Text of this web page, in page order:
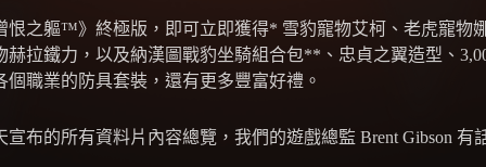
恨之軀™》終極版，即可立即獲得* 雪豹寵物艾柯、老虎寵物
赫拉鐵力，以及納漢圖戰豹坐騎組合包**、忠貞之翼造型、
個職業的防具套裝，還有更多豐富好禮。
宣布的所有資料片內容總覽，我們的遊戲總監 Brent Gibson 有